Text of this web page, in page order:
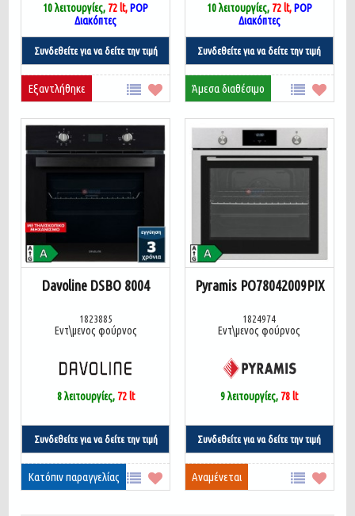
10 λειτουργίες, 72 lt,POP
Διακόπτες
Συνδεθείτε για να δείτε την τιμή
Εξαντλήθηκε
10 λειτουργίες, 72 lt,POP
Διακόπτες
Συνδεθείτε για να δείτε την τιμή
Άμεσα διαθέσιμο
Davoline DSBO 8004
1823885
Εντ\μενος φούρνος
8 λειτουργίες, 72 lt
Συνδεθείτε για να δείτε την τιμή
Κατόπιν παραγγελίας
Pyramis PO78042009PIX
1824974
Εντ\μενος φούρνος
9 λειτουργίες, 78 lt
Συνδεθείτε για να δείτε την τιμή
Αναμένεται